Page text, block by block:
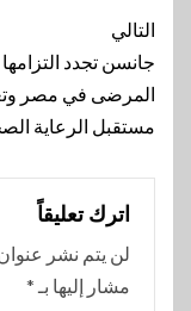
تنقل
المقالة
التالي
جانسن تجدد
المرضى في مصر
مستقبل الرعاية
اترك تعليقاً
لن يتم نشر
مشار إليها بـ *